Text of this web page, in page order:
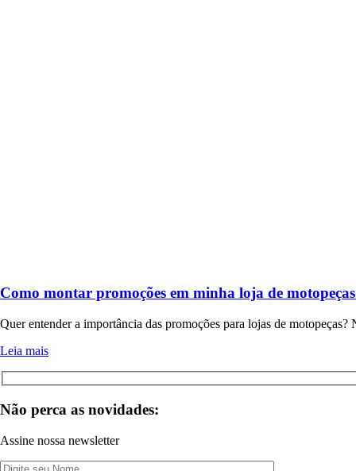
Como montar promoções em minha loja de
Quer entender a importância das promoções para lojas de
Leia mais
Não perca as novidades:
Assine nossa newsletter